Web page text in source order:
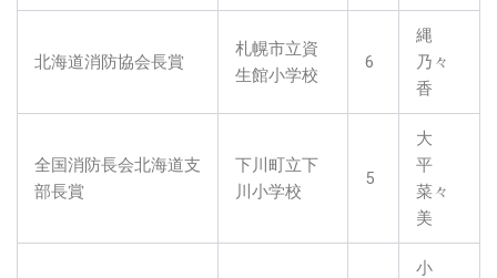
北海道消防協会長賞
札幌市立資
生館小学校
6
縄
乃々
香
全国消防長会北海道支
部長賞
下川町立下
川小学校
5
大
平
菜々
美
小